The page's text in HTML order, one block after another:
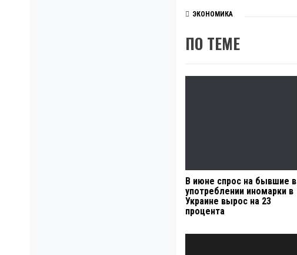
ЭКОНОМИКА
ПО ТЕМЕ
В июне спрос на бывшие в
употреблении иномарки в
Украине вырос на 23
процента
Навигация